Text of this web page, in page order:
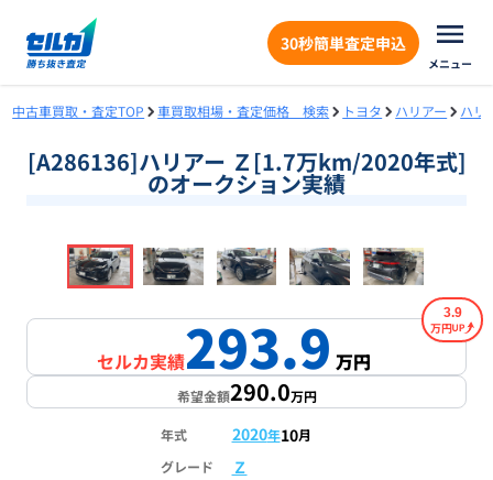
30秒簡単査定申込
メニュー
中古車買取・査定TOP 車買取相場・査定価格 検索 トヨタ ハリアー ハリ
[A286136]ハリアー Ｚ[1.7万km/2020年式]
のオークション実績
1/18
セルカ実績293.9万円
3.9
万円
希望金額290.0万円
年式 2020年10月
グレード
Ｚ